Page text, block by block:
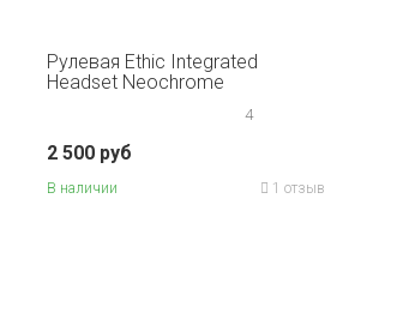
Рулевая Ethic Integrated
Headset Neochrome
4
2 500 руб
В наличии 1 отзыв